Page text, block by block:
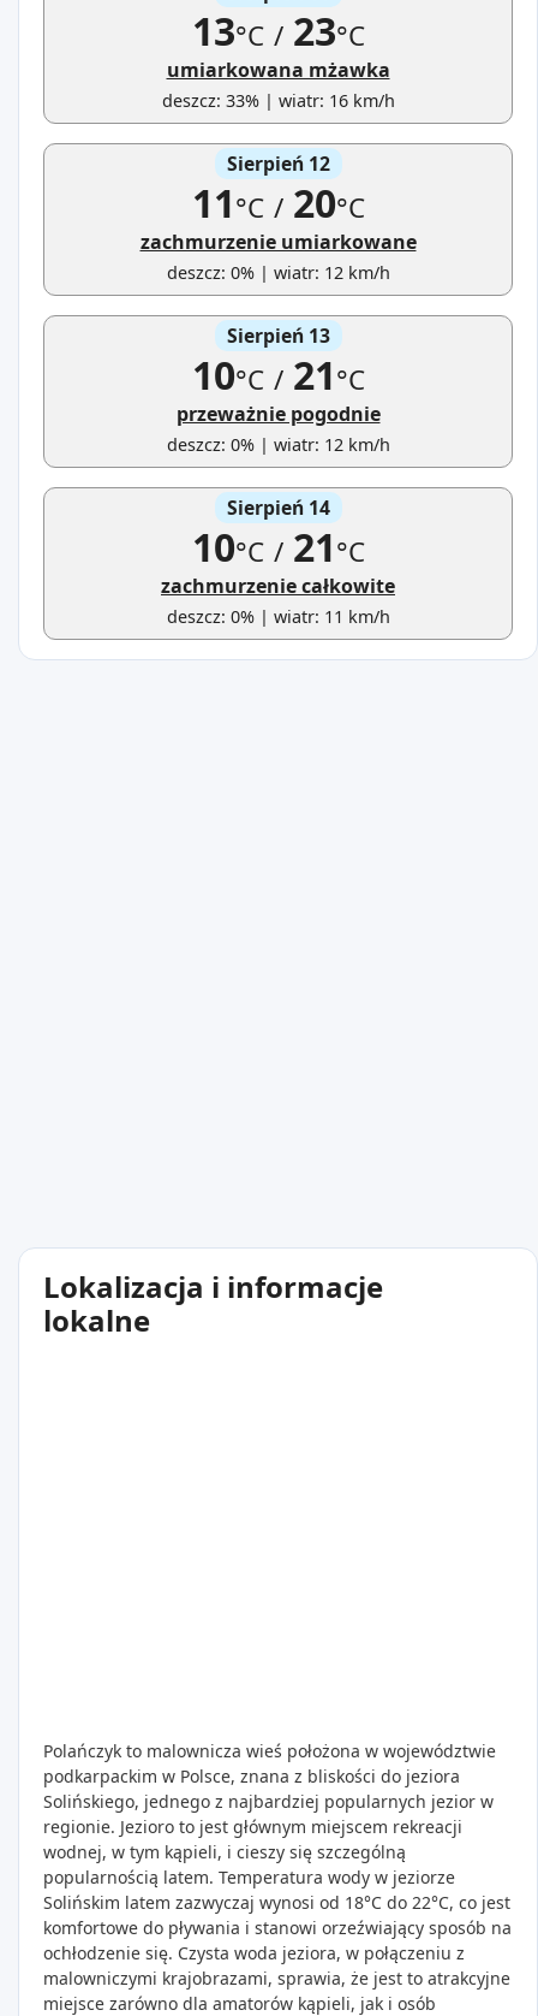
13°C /23°C
umiarkowana mżawka
deszcz: 33% | wiatr: 16 km/h
Sierpień 12
11°C /20°C
zachmurzenie umiarkowane
deszcz: 0% | wiatr: 12 km/h
Sierpień 13
10°C /21°C
przeważnie pogodnie
deszcz: 0% | wiatr: 12 km/h
Sierpień 14
10°C /21°C
zachmurzenie całkowite
deszcz: 0% | wiatr: 11 km/h
Lokalizacja i informacje
lokalne
Polańczyk to malownicza wieś położona w województwie
podkarpackim w Polsce, znana z bliskości do jeziora
Solińskiego, jednego z najbardziej popularnych jezior w
regionie. Jezioro to jest głównym miejscem rekreacji
wodnej, w tym kąpieli, i cieszy się szczególną
popularnością latem. Temperatura wody w jeziorze
Solińskim latem zazwyczaj wynosi od 18°C do 22°C, co jest
komfortowe do pływania i stanowi orzeźwiający sposób na
ochłodzenie się. Czysta woda jeziora, w połączeniu z
malowniczymi krajobrazami, sprawia, że jest to atrakcyjne
miejsce zarówno dla amatorów kąpieli, jak i osób